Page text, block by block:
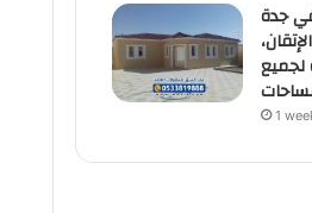
جدة
الإتقان،
لجميع
1